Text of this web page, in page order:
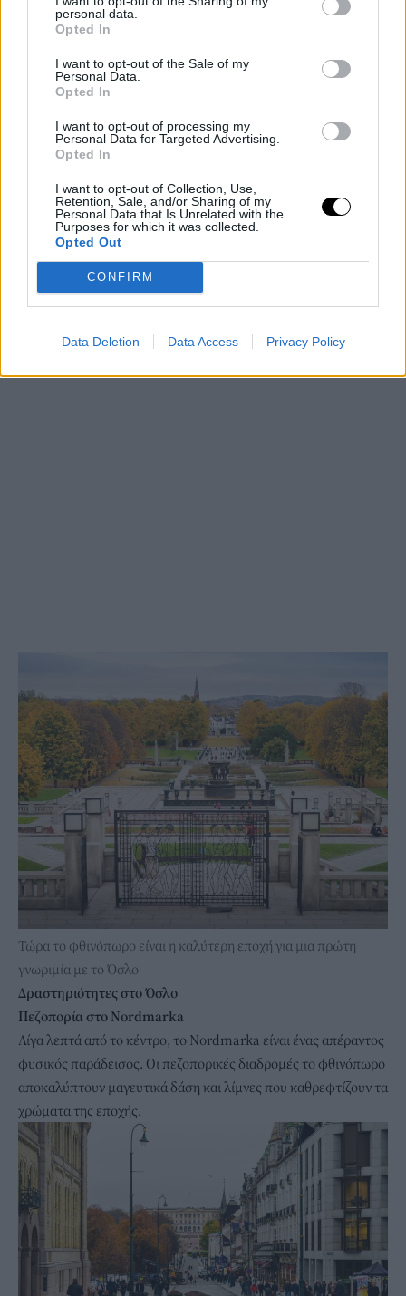
personal data.
Opted In
I want to opt-out of the Sale of my
Personal Data.
Opted In
I want to opt-out of processing my
Personal Data for Targeted Advertising.
Opted In
I want to opt-out of Collection, Use,
Retention, Sale, and/or Sharing of my
Personal Data that Is Unrelated with the
Purposes for which it was collected.
Opted Out
CONFIRM
Data Deletion Data Access Privacy Policy
και ιστορικά κτίρια, οδηγεί στο Βασιλικό Παλάτι. Το
που θυμίζουν σκηνικό ταινίας. Αν το βρείτε ανοιχτό αξίζει να το
επισκεφτείτε.
Τώρα το φθινόπωρο είναι η καλύτερη εποχή για μια πρώτη
γνωριμία με το Όσλο
Δραστηριότητες στο Όσλο
Πεζοπορία στο Nordmarka
Λίγα λεπτά από το κέντρο, το Nordmarka είναι ένας απέραντος
φυσικός παράδεισος. Οι πεζοπορικές διαδρομές το φθινόπωρο
αποκαλύπτουν μαγευτικά δάση και λίμνες που καθρεφτίζουν τα
χρώματα της εποχής.